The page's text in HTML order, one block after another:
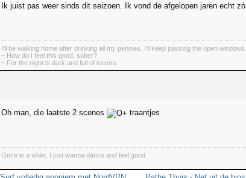
Ik juist pas weer sinds dit seizoen. Ik vond de afgelopen jaren echt
I'll be walking home after drinking all my pennies. I'll keep passing the open
~ How do I feel this good, sober?
~ For the night is dark and full of terrors
Oh man, die laatste 2 scenes traantjes
Once in a while, I just wanna dance and feel good